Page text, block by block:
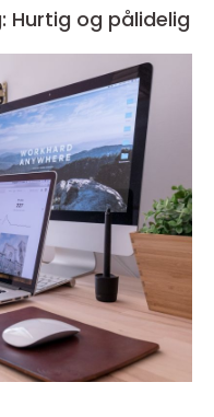
Hurtig og pålidelig